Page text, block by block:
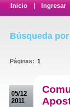
Inicio Ingresar
Búsqueda
Páginas: 1
05/12
2011